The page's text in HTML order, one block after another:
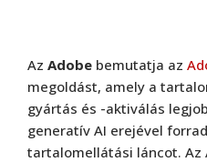
Az Adobe bemutatja az
megoldást, amely a
gyártás és -aktiválás
generatív AI erejével
tartalomellátási láncot. Az